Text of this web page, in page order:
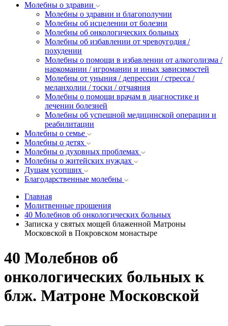
Молебны о здравии
Молебны о здравии и благополучии
Молебны об исцелении от болезни
Молебны об онкологических больных
Молебны об избавлении от чревоугодия /
похудении
Молебны о помощи в избавлении от алкоголизма /
наркомании / игромании и иных зависимостей
Молебны от уныния / депрессии / стресса /
меланхолии / тоски / отчаяния
Молебны о помощи врачам в диагностике и
лечении болезней
Молебны об успешной медицинской операции и
реабилитации
Молебны о семье
Молебны о детях
Молебны о духовных проблемах
Молебны о житейских нуждах
Душам усопших
Благодарственные молебны
Главная
Молитвенные прошения
40 Молебнов об онкологических больных
Записка у святых мощей блаженной Матроны
Московской в Покровском монастыре
40 Молебнов об
онкологических больных к
блж. Матроне Московской